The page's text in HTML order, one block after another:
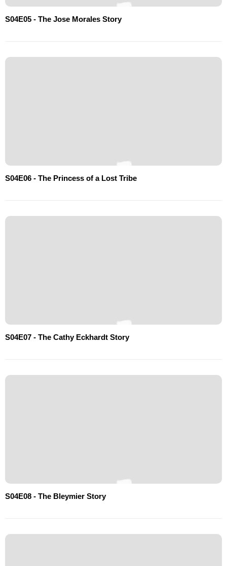
S04E05 - The Jose Morales Story
S04E06 - The Princess of a Lost Tribe
S04E07 - The Cathy Eckhardt Story
S04E08 - The Bleymier Story